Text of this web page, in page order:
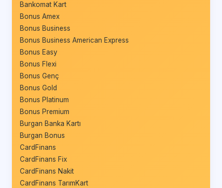
Bankomat Kart
Bonus Amex
Bonus Business
Bonus Business American Express
Bonus Easy
Bonus Flexi
Bonus Genç
Bonus Gold
Bonus Platinum
Bonus Premium
Burgan Banka Kartı
Burgan Bonus
CardFinans
CardFinans Fix
CardFinans Nakit
CardFinans TarımKart